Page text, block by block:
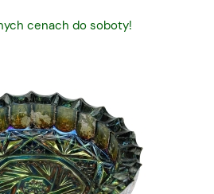
cenach do soboty!